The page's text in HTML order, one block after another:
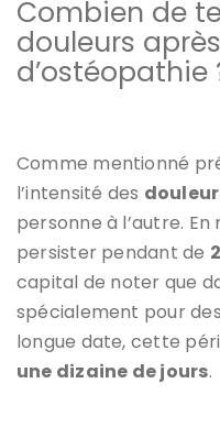
Combien de
douleurs
d’ostéopathie
Comme mentionné
l’intensité des
personne à l’autre.
persister pendant de
capital de noter que
spécialement pour
longue date, cette
une dizaine de jours.